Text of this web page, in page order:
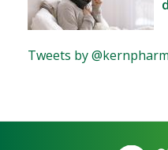
Tweets by